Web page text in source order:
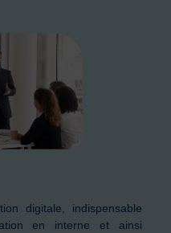
digitale, indispensable
en interne et ainsi